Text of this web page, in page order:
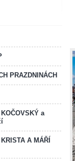
PRAZDNINÁCH
a
A MÁŘÍ